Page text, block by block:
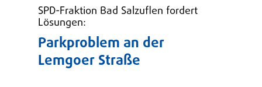
SPD-Fraktion Bad Salzuflen fordert
Lösungen:
Parkproblem an der
Lemgoer Straße